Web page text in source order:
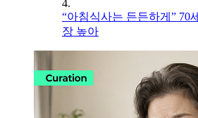
4.
“아침식사는 든든하게” 70
장 높아